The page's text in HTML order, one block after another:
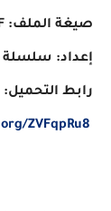
صيغة الملف: PDF
إعداد:
رابط التحميل:
ZVFqpRu8